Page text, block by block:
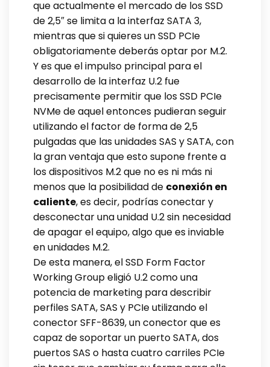
que actualmente el mercado de los SSD
de 2,5″ se limita a la interfaz SATA 3,
mientras que si quieres un SSD PCIe
obligatoriamente deberás optar por M.2.
Y es que el impulso principal para el
desarrollo de la interfaz U.2 fue
precisamente permitir que los SSD PCIe
NVMe de aquel entonces pudieran seguir
utilizando el factor de forma de 2,5
pulgadas que las unidades SAS y SATA, con
la gran ventaja que esto supone frente a
los dispositivos M.2 que no es ni más ni
menos que la posibilidad de conexión en
caliente, es decir, podrías conectar y
desconectar una unidad U.2 sin necesidad
de apagar el equipo, algo que es inviable
en unidades M.2.
De esta manera, el SSD Form Factor
Working Group eligió U.2 como una
potencia de marketing para describir
perfiles SATA, SAS y PCIe utilizando el
conector SFF-8639, un conector que es
capaz de soportar un puerto SATA, dos
puertos SAS o hasta cuatro carriles PCIe